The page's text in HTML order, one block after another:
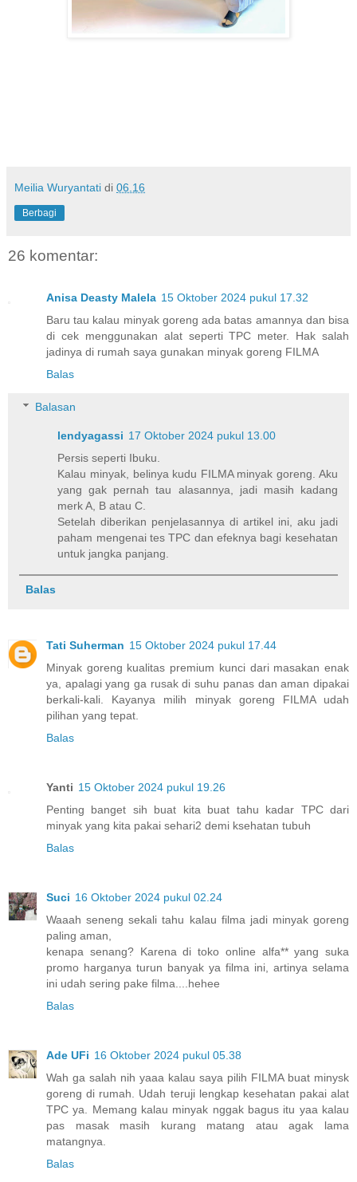
Meilia Wuryantati di 06.16
Berbagi
26 komentar:
Anisa Deasty Malela 15 Oktober 2024 pukul 17.32
Baru tau kalau minyak goreng ada batas amannya dan bisa
di cek menggunakan alat seperti TPC meter. Hak salah
jadinya di rumah saya gunakan minyak goreng FILMA
Balas
Balasan
lendyagassi 17 Oktober 2024 pukul 13.00
Persis seperti Ibuku.
Kalau minyak, belinya kudu FILMA minyak goreng. Aku
yang gak pernah tau alasannya, jadi masih kadang
merk A, B atau C.
Setelah diberikan penjelasannya di artikel ini, aku jadi
paham mengenai tes TPC dan efeknya bagi kesehatan
untuk jangka panjang.
Balas
Tati Suherman 15 Oktober 2024 pukul 17.44
Minyak goreng kualitas premium kunci dari masakan enak
ya, apalagi yang ga rusak di suhu panas dan aman dipakai
berkali-kali. Kayanya milih minyak goreng FILMA udah
pilihan yang tepat.
Balas
Yanti 15 Oktober 2024 pukul 19.26
Penting banget sih buat kita buat tahu kadar TPC dari
minyak yang kita pakai sehari2 demi ksehatan tubuh
Balas
Suci 16 Oktober 2024 pukul 02.24
Waaah seneng sekali tahu kalau filma jadi minyak goreng
paling aman,
kenapa senang? Karena di toko online alfa** yang suka
promo harganya turun banyak ya filma ini, artinya selama
ini udah sering pake filma....hehee
Balas
Ade UFi 16 Oktober 2024 pukul 05.38
Wah ga salah nih yaaa kalau saya pilih FILMA buat minysk
goreng di rumah. Udah teruji lengkap kesehatan pakai alat
TPC ya. Memang kalau minyak nggak bagus itu yaa kalau
pas masak masih kurang matang atau agak lama
matangnya.
Balas